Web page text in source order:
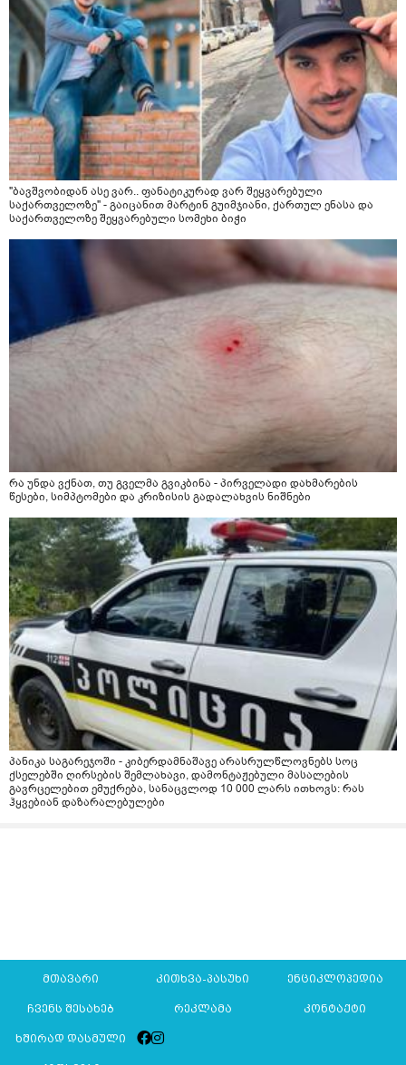
"ბავშვობიდან ასე ვარ.. ფანატიკურად ვარ შეყვარებული
საქართველოზე" - გაიცანით მარტინ გუიმჯიანი, ქართულ ენასა და
საქართველოზე შეყვარებული სომეხი ბიჭი
რა უნდა ვქნათ, თუ გველმა გვიკბინა - პირველადი დახმარების
წესები, სიმპტომები და კრიზისის გადალახვის ნიშნები
პანიკა საგარეჯოში - კიბერდამნაშავე არასრულწლოვნებს სოც
ქსელებში ღირსების შემლახავი, დამონტაჟებული მასალების
გავრცელებით ემუქრება, სანაცვლოდ 10 000 ლარს ითხოვს: რას
ჰყვებიან დაზარალებულები
მთავარი კითხვა-პასუხი ენციკლოპედია
ჩვენს შესახებ რეკლამა კონტაქტი
ხშირად დასმული